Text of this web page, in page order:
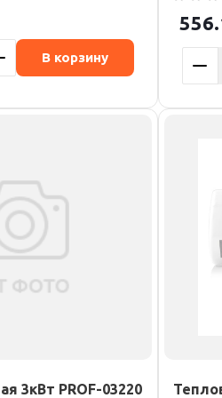
В корзину
3кВт PROF-03220